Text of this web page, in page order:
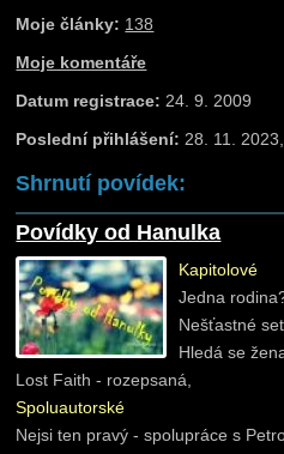
Moje články: 138
Moje komentáře
Datum registrace: 24. 9. 2009
Poslední přihlášení: 28. 11.
Shrnutí povídek:
Povídky od Hanulka
Kapitolové
Jedna
Nešťastné
Hledá se
Lost Faith - rozepsaná,
Spoluautorské
Nejsi ten pravý - spolupráce s